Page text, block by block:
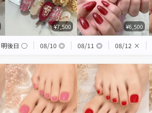
¥7,500 ¥6,500
明後日 ◯ 08/10 ◎ 08/11 ◎ 08/12 ×